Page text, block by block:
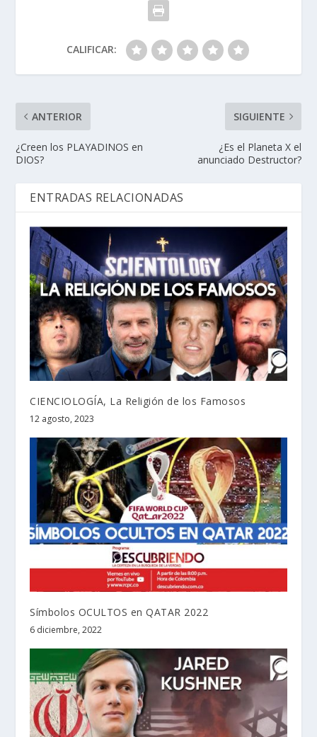
CALIFICAR:
ANTERIOR
¿Creen los PLAYADINOS en
DIOS?
SIGUIENTE
¿Es el Planeta X el
anunciado Destructor?
ENTRADAS RELACIONADAS
CIENCIOLOGÍA, La Religión de los Famosos
12 agosto, 2023
Símbolos OCULTOS en QATAR 2022
6 diciembre, 2022